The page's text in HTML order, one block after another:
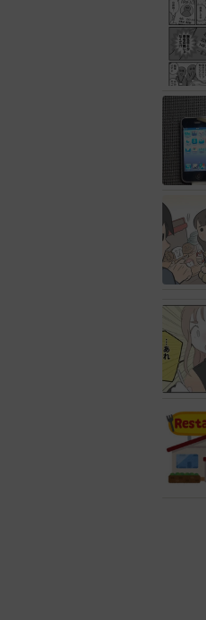
投稿
ショ
画を投
漫画
介資
残さ